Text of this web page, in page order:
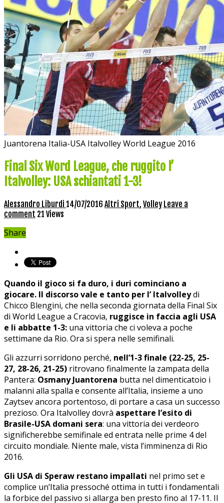
Juantorena Italia-USA Italvolley World League 2016
Final Six Word League, che ruggito l’
Italvolley: USA schiantati 1-3!
Alessandro Liburdi 14/07/2016 Altri Sport, Volley Leave a
comment 21 Views
Share
Quando il gioco si fa duro, i duri cominciano a
giocare. Il discorso vale e tanto per l’ Italvolleydi
Chicco Blengini, che nella seconda giornata della Final Six
di World League a Cracovia, ruggisce in faccia agli USA
e li abbatte 1-3: una vittoria che ci voleva a poche
settimane da Rio. Ora si spera nelle semifinali.
Gli azzurri sorridono perché, nell’1-3 finale (22-25, 25-
27, 28-26, 21-25) ritrovano finalmente la zampata della
Pantera: Osmany Juantorena butta nel dimenticatoio i
malanni alla spalla e consente all’Italia, insieme a uno
Zaytsev ancora portentoso, di portare a casa un successo
prezioso. Ora Italvolley dovrà aspettare l’esito di
Brasile-USA domani sera: una vittoria dei verdeoro
significherebbe semifinale ed entrata nelle prime 4 del
circuito mondiale. Niente male, vista l’imminenza di Rio
2016.
Gli USA di Speraw restano impallati nel primo set e
complice un’Italia pressoché ottima in tutti i fondamentali
la forbice del passivo si allarga ben presto fino al 17-11. Il